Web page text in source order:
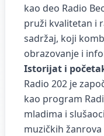
kao deo Radio
pruži kvalitetan i
sadržaj, koji
obrazovanje i
Istorijat i
Radio 202 je
kao program
mladima i
muzičkih